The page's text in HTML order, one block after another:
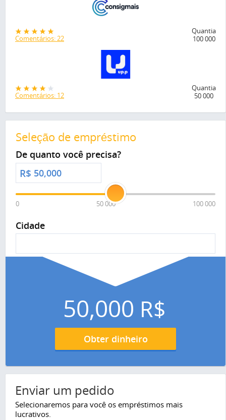
Comentários: 22
Quantia
100 000
Comentários: 12
Quantia
50 000
Seleção de empréstimo
De quanto você precisa?
R$
0 50 000 100 000
Cidade
50,000 R$
Obter dinheiro
Enviar um pedido
Selecionaremos para você os empréstimos mais
lucrativos.